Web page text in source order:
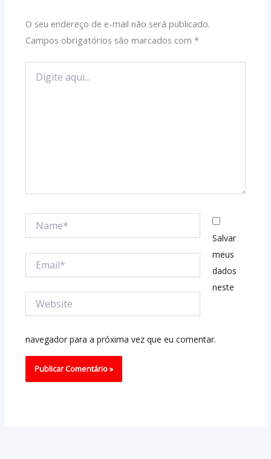
O seu endereço de e-mail não será publicado.
Campos obrigatórios são marcados com*
aqui...
Salvar
meus
dados
neste
navegador para a próxima vez que eu comentar.